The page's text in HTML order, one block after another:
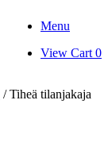
Menu
View
View Cart 0
/ Tiheä tilanjakaja